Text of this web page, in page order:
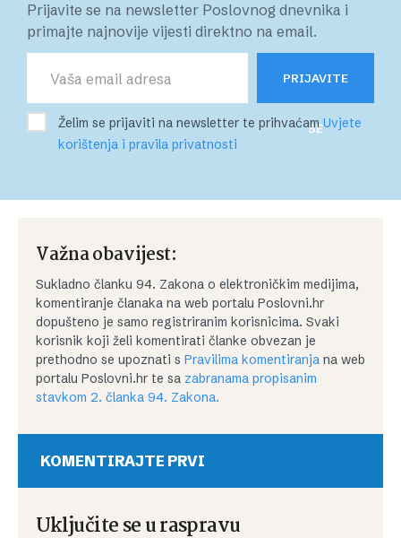
Prijavite se na newsletter Poslovnog dnevnika i
primajte najnovije vijesti direktno na email.
PRIJAVITE
SE
Želim se prijaviti na newsletter te prihvaćamUvjete
korištenja i pravila privatnosti
Važna obavijest:
Sukladno članku 94. Zakona o elektroničkim medijima,
komentiranje članaka na web portalu Poslovni.hr
dopušteno je samo registriranim korisnicima. Svaki
korisnik koji želi komentirati članke obvezan je
prethodno se upoznati s Pravilima komentiranja na web
portalu Poslovni.hr te sa zabranama propisanim
stavkom 2. članka 94. Zakona.
KOMENTIRAJTE PRVI
Uključite se u raspravu